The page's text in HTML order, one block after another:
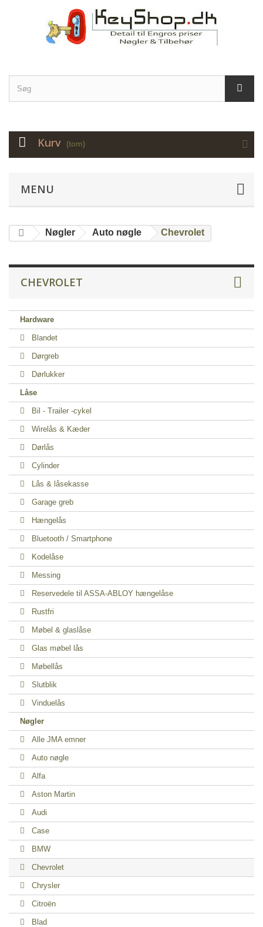
Kurv (tom)
MENU
Nøgler Auto nøgle Chevrolet
CHEVROLET
Hardware
Blandet
Dørgreb
Dørlukker
Låse
Bil - Trailer -cykel
Wirelås & Kæder
Dørlås
Cylinder
Lås & låsekasse
Garage greb
Hængelås
Bluetooth / Smartphone
Kodelåse
Messing
Reservedele til ASSA-ABLOY hængelåse
Rustfri
Møbel & glaslåse
Glas møbel lås
Møbellås
Slutblik
Vinduelås
Nøgler
Alle JMA emner
Auto nøgle
Alfa
Aston Martin
Audi
Case
BMW
Chevrolet
Chrysler
Citroën
Blad